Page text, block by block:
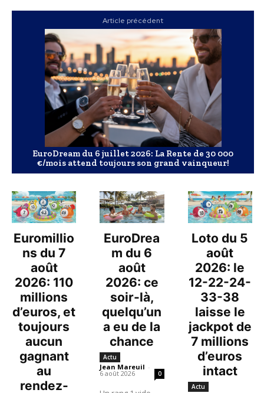
Article précédent
EuroDream du 6 juillet 2026: La Rente de 30 000
€/mois attend toujours son grand vainqueur!
Euromillio
ns du 7
août
2026: 110
millions
d’euros, et
toujours
aucun
gagnant
au
rendez-
EuroDrea
m du 6
août
2026: ce
soir-là,
quelqu’un
a eu de la
chance
Actu
Jean Mareuil -
6 août 2026 0
Loto du 5
août
2026: le
12-22-24-
33-38
laisse le
jackpot de
7 millions
d’euros
intact
Actu